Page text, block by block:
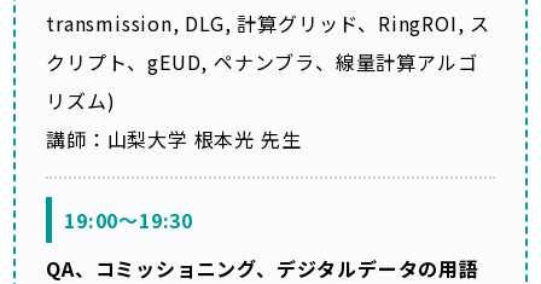
transmission, DLG, 計算グリッド、RingROI, ス
クリプト、gEUD, ペナンブラ、線量計算アルゴ
リズム)
講師：山梨大学 根本光 先生
19:00～19:30
QA、コミッショニング、デジタルデータの用語